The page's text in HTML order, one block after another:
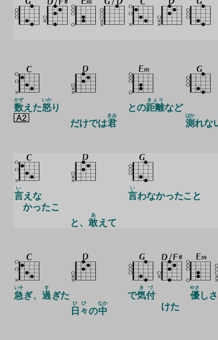
数
かぞ
えた怒
いか
り
だけでは君
きみ
との距離
きょり
など
測
はか
れな
言
い
えな
かったこ
と、敢
あ
えて
言
い
わなかったこと
急
いそ
ぎ、 過
す
ぎた
日々
ひび
の中
なか
で気付
きづ
けた
優
やさ
しさ